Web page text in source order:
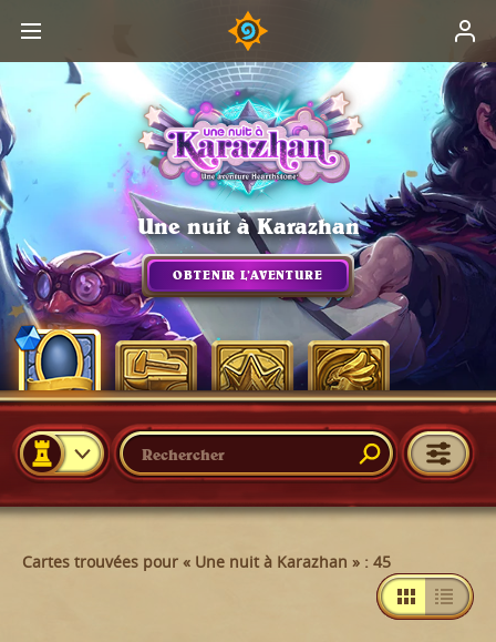
Une nuit à Karazhan
OBTENIR L’AVENTURE
Cartes trouvées pour « Une nuit à Karazhan » : 45